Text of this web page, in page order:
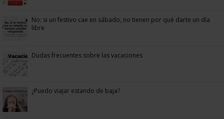
No: si un festivo cae en sábado, no tienen por qué darte un día
libre
Dudas frecuentes sobre las vacaciones
¿Puedo viajar estando de baja?